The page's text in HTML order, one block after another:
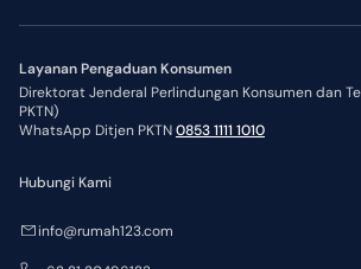
Layanan Pengaduan Konsumen
Direktorat Jenderal Perlindungan Konsumen dan
PKTN)
WhatsApp Ditjen PKTN0853 1111 1010
Hubungi Kami
info@rumah123.com